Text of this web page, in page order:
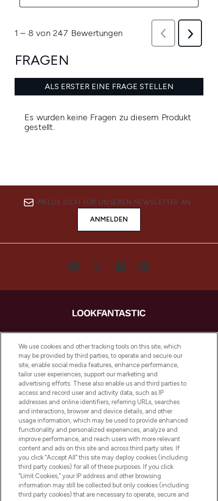
MELDE DICH FÜR UNSEREN NEWSLETTER AN
ANMELDEN
LOOKFANTASTIC ist Europas ultimativer
Beauty-Onlineshop mit den besten
Produkten aus Haut- und Haarpflege
sowie Make-Up von über 200
renommierten Marken. Shoppe online
oder über die App mit kostenloser
Lieferung ab einem Einkaufswert von 30€.
Cookie-Einwilligung
Do Not Sell or Share My Personal
Information
HILFE & INFORMATION
IMPRESSUM
We use cookies and other tracking tools on this site, which
may be provided by third parties, to operate and secure our
site, enable social media features, enhance performance,
tailor user experiences, support our marketing and
advertising efforts. These also enable us and third parties to
access and record user and activity data, such as IP
addresses and online identifiers, referring URLs, searches
and interactions, browser and device details, and other
usage information, which may be used to provide enhanced
functionality and personalized experiences, analyze and
improve performance, and reach users with more relevant
content and ads on this site and across third party sites. If
you click “Accept All” this site may deploy cookies (including
third party cookies) for all of these purposes. If you click
“Limit Cookies,” your IP address and other browsing
information may still be collected but only cookies (including
third party cookies) that are necessary to operate, secure and